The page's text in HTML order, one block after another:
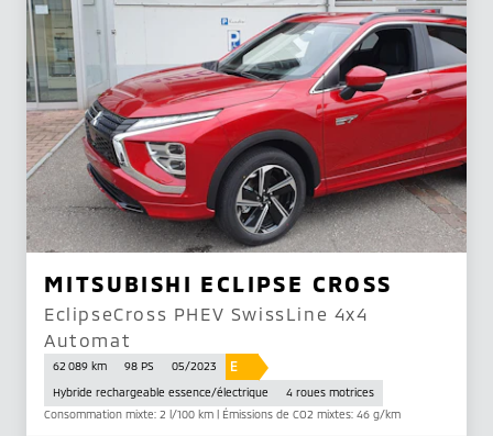
MITSUBISHI ECLIPSE CROSS
EclipseCross PHEV SwissLine 4x4
Automat
62 089 km 98 PS 05/2023 E
Hybride rechargeable essence/électrique
4 roues motrices
Consommation mixte: 2 l/100 km | Émissions de CO2 mixtes: 46 g/km